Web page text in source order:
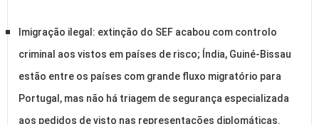
Imigração ilegal: extinção do SEF acabou com controlo
criminal aos vistos em países de risco; Índia, Guiné-Bissau
estão entre os países com grande fluxo migratório para
Portugal, mas não há triagem de segurança especializada
aos pedidos de visto nas representações diplomáticas.